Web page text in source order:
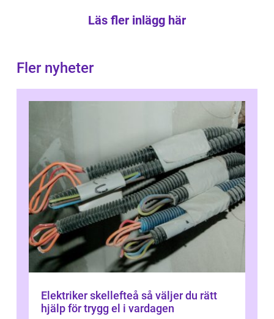
Läs fler inlägg här
Fler nyheter
Elektriker skellefteå så väljer du rätt
hjälp för trygg el i vardagen